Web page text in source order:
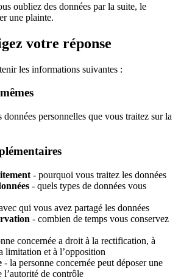
oubliez des données par la suite, le
une plainte.
votre réponse
les informations suivantes :
personnelles que vous traitez sur la
- pourquoi vous traitez les données
- quels types de données vous
qui vous avez partagé les données
- combien de temps vous conservez
concernée a droit à la rectification, à
limitation et à l’opposition
- la personne concernée peut déposer une
l’autorité de contrôle